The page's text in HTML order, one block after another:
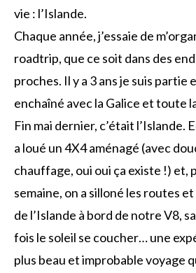
vie : l’Islande.
Chaque année, j’essaie de
roadtrip, que ce soit dans des
proches. Il y a 3 ans je suis partie
enchaîné avec la Galice et toute
Fin mai dernier, c’était l’Islande.
a loué un 4X4 aménagé (avec
chauffage, oui oui ça existe !) et,
semaine, on a silloné les routes
de l’Islande à bord de notre V8,
fois le soleil se coucher… une
plus beau et improbable voyage